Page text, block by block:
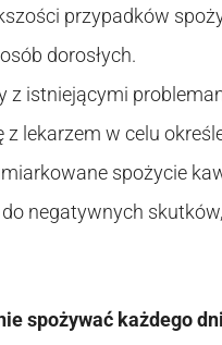
przypadków
dorosłych.
z istniejącymi
lekarzem w celu
spożycie
negatywnych
spożywać każdego